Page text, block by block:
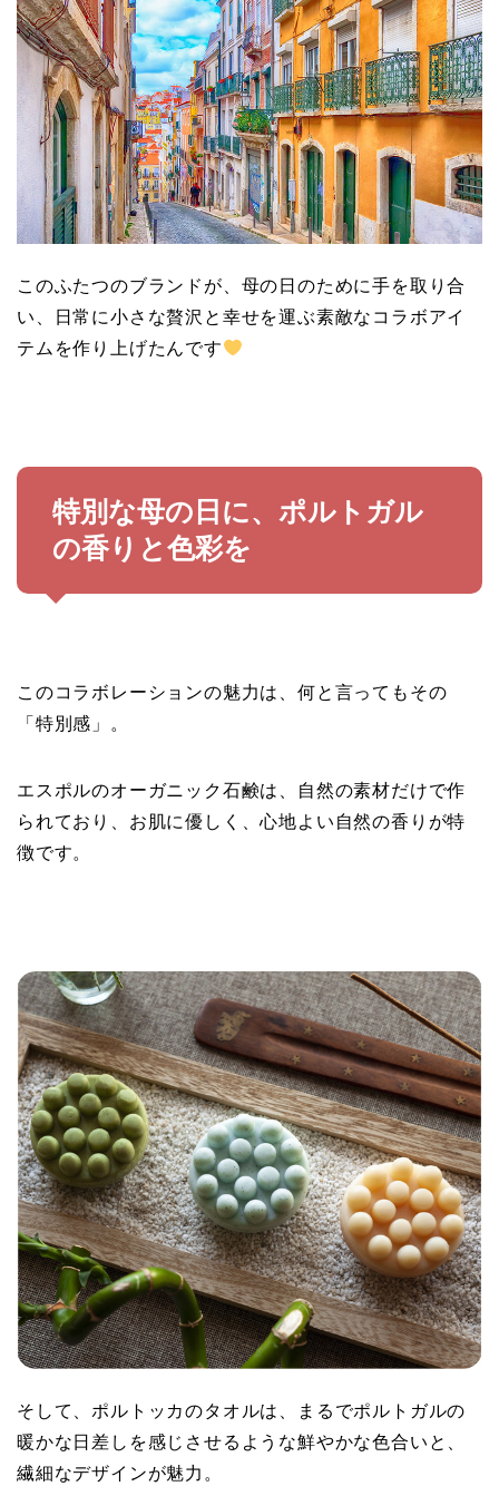
このふたつのブランドが、母の日のために手を取り合
い、日常に小さな贅沢と幸せを運ぶ素敵なコラボアイ
テムを作り上げたんです
特別な母の日に、ポルトガル
の香りと色彩を
このコラボレーションの魅力は、何と言ってもその
「特別感」。
エスポルのオーガニック石鹸は、自然の素材だけで作
られており、お肌に優しく、心地よい自然の香りが特
徴です。
そして、ポルトッカのタオルは、まるでポルトガルの
暖かな日差しを感じさせるような鮮やかな色合いと、
繊細なデザインが魅力。